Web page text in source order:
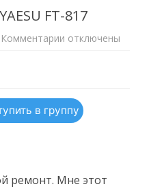
FT-817
Комментарии к
817
отключены
в группу
ремонт. Мне этот